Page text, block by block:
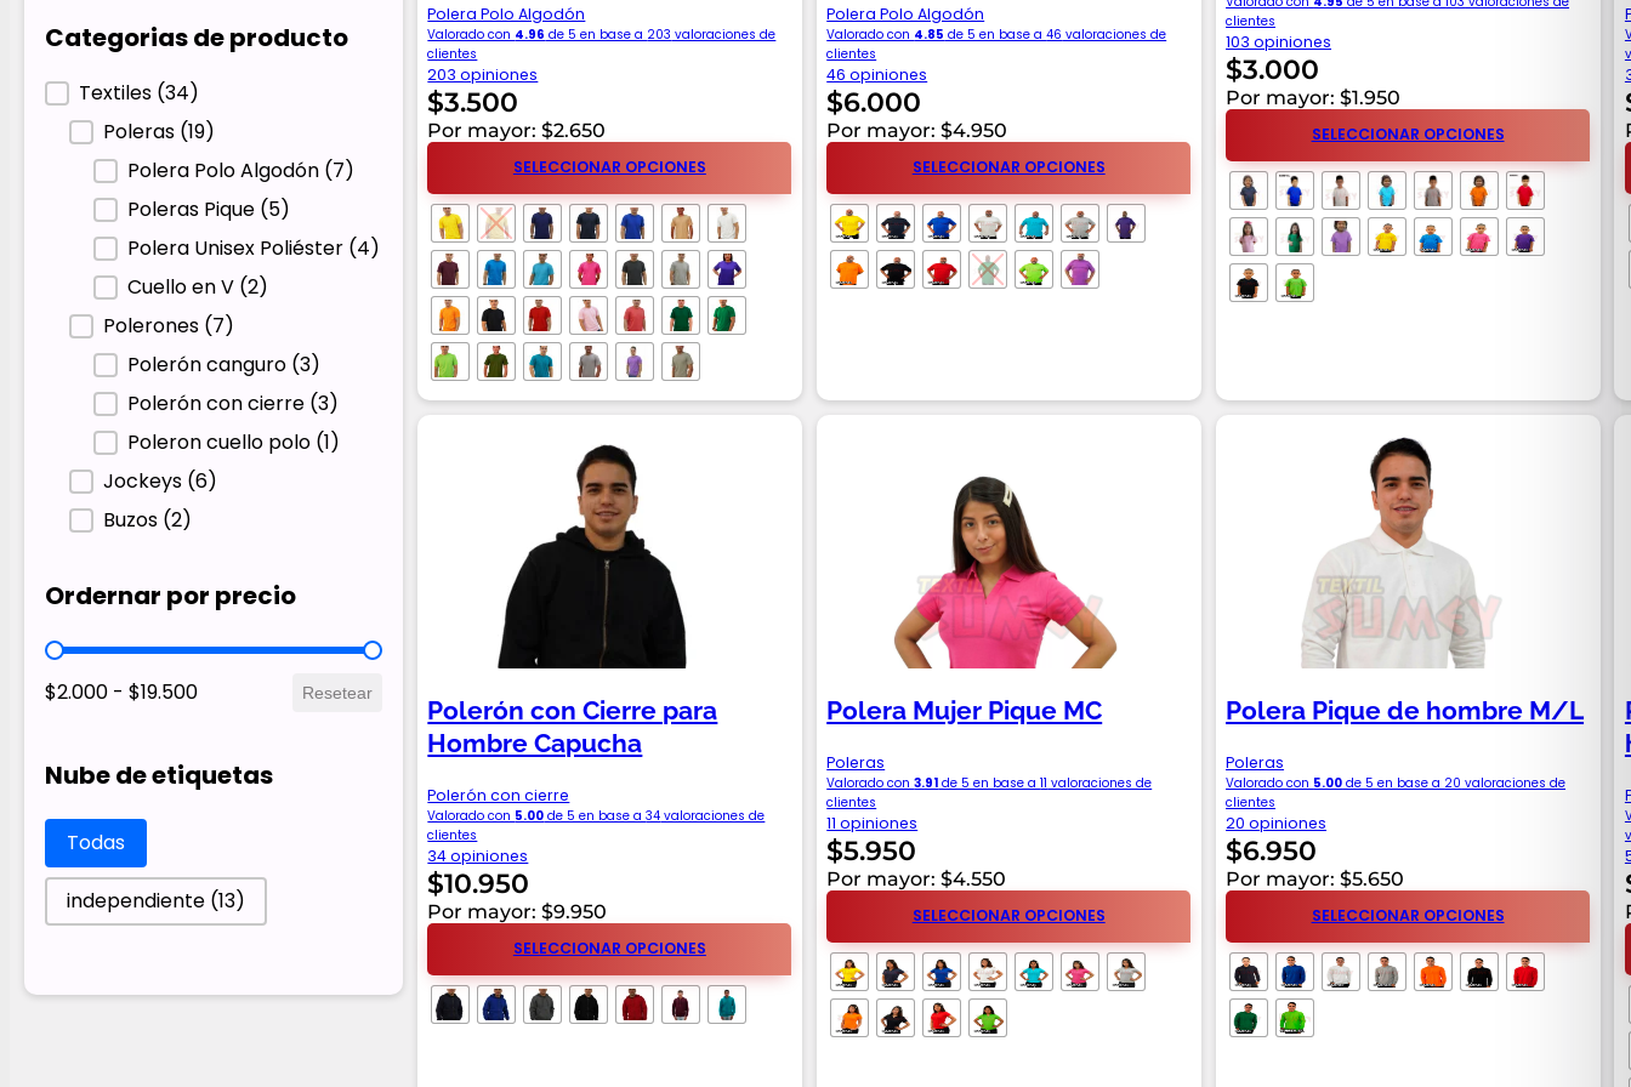
Categorias de producto
Categorias de producto
Textiles (34)
Poleras (19)
Polera Polo Algodón (7)
Poleras Pique (5)
Polera Unisex Poliéster (4)
Cuello en V (2)
Polerones (7)
Polerón canguro (3)
Polerón con cierre (3)
Poleron cuello polo (1)
Jockeys (6)
Buzos (2)
Ordernar por precio
Ordernar por precio
$2.000 - $19.500 Resetear
Nube de etiquetas
Nube de etiquetas
Todas
independiente (13)
Polera Polo Algodón
Valorado con 4.96 de 5 en base a 203 valoraciones de
clientes
203 opiniones
$3.500
Por mayor: $2.650
SELECCIONAR OPCIONES
Polera Polo Algodón
Valorado con 4.85 de 5 en base a46 valoraciones de
clientes
46 opiniones
$6.000
Por mayor: $4.950
SELECCIONAR OPCIONES
clientes
103 opiniones
$3.000
Por mayor: $1.950
SELECCIONAR OPCIONES
Polerón con Cierre para
Hombre Capucha
Polerón con cierre
Valorado con 5.00 de 5 en base a34 valoraciones de
clientes
34 opiniones
$10.950
Por mayor: $9.950
SELECCIONAR OPCIONES
Polera Mujer Pique MC
Poleras
Valorado con3.91 de 5 en base a11 valoraciones de
clientes
11 opiniones
$5.950
Por mayor: $4.550
SELECCIONAR OPCIONES
Polera Pique de hombre M/L
Poleras
Valorado con 5.00 de 5 en base a 20 valoraciones de
clientes
20 opiniones
$6.950
Por mayor: $5.650
SELECCIONAR OPCIONES